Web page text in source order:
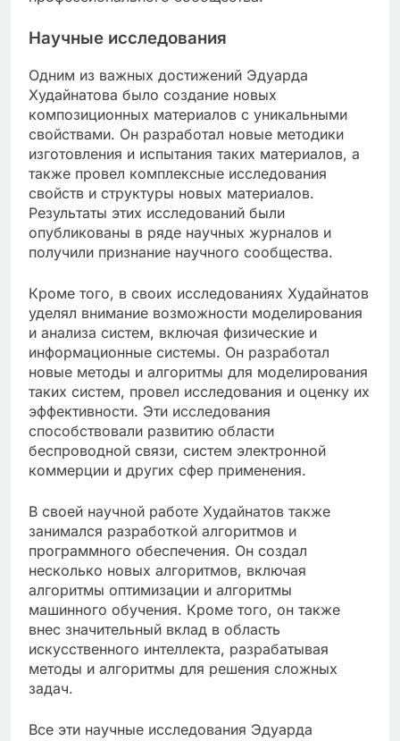
Научные исследования
Одним из важных достижений Эдуарда
Худайнатова было создание новых
композиционных материалов с уникальными
свойствами. Он разработал новые методики
изготовления и испытания таких материалов, а
также провел комплексные исследования
свойств и структуры новых материалов.
Результаты этих исследований были
опубликованы в ряде научных журналов и
получили признание научного сообщества.
Кроме того, в своих исследованиях Худайнатов
уделял внимание возможности моделирования
и анализа систем, включая физические и
информационные системы. Он разработал
новые методы и алгоритмы для моделирования
таких систем, провел исследования и оценку их
эффективности. Эти исследования
способствовали развитию области
беспроводной связи, систем электронной
коммерции и других сфер применения.
В своей научной работе Худайнатов также
занимался разработкой алгоритмов и
программного обеспечения. Он создал
несколько новых алгоритмов, включая
алгоритмы оптимизации и алгоритмы
машинного обучения. Кроме того, он также
внес значительный вклад в область
искусственного интеллекта, разрабатывая
методы и алгоритмы для решения сложных
задач.
Все эти научные исследования Эдуарда